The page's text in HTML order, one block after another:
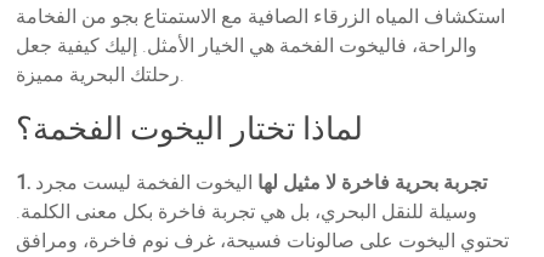
استكشاف المياه الزرقاء الصافية مع الاستمتاع بجو من الفخامة
والراحة، فاليخوت الفخمة هي الخيار الأمثل. إليك كيفية جعل
رحلتك البحرية مميزة.
لماذا تختار اليخوت الفخمة؟
1. تجربة بحرية فاخرة لا مثيل لها اليخوت الفخمة ليست مجرد
وسيلة للنقل البحري، بل هي تجربة فاخرة بكل معنى الكلمة.
تحتوي اليخوت على صالونات فسيحة، غرف نوم فاخرة، ومرافق